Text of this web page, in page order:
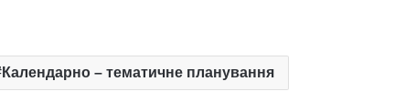
Календарно – тематичне планування